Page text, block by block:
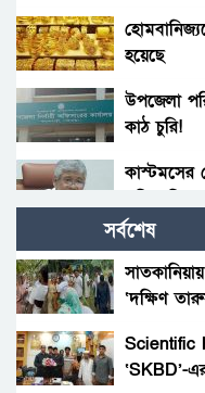
হয়েছে
উপজেলা
কাঠ চুরি!
কাস্টমসের
আলুর কম
বাড়ছে,
সর্বশেষ
‘দক্ষিণ
Scientific
‘SKBD’-